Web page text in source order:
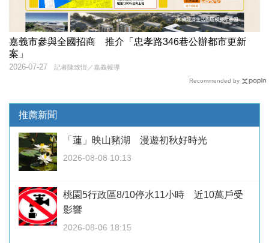
嘉義市參與全國招商 推介「忠孝路346巷公辦都市更新
案」
記者陳致愷／嘉義報導
2026-07-27
Recommended by
推薦新聞
「蓮」映山豬湖 漫遊初秋好時光
2026-08-08 10:13
桃園5行政區8/10停水11小時 近10萬戶受
影響
2026-08-06 18:15